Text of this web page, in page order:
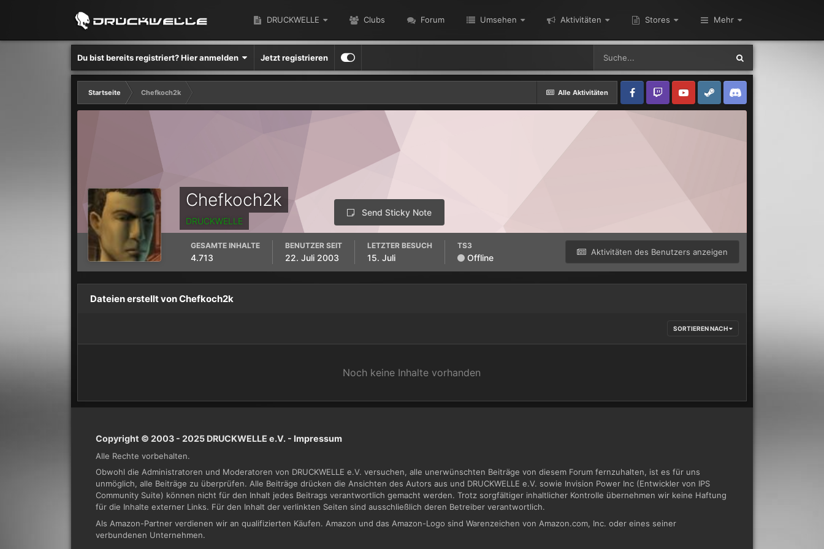
DRUCKWELLE Clubs Forum Umsehen Aktivitäten Stores Mehr
Du bist bereits registriert? Hier anmelden Jetzt registrieren
Alle Aktivitäten
Startseite Chefkoch2k
Chefkoch2k
DRUCKWELLE
Send Sticky Note
Aktivitäten des Benutzers anzeigen
GESAMTE INHALTE
4.713
BENUTZER SEIT
22. Juli 2003
LETZTER BESUCH
15. Juli
TS3
Offline
Dateien erstellt von Chefkoch2k
SORTIEREN NACH
Noch keine Inhalte vorhanden
Copyright © 2003 - 2025 DRUCKWELLE e.V. - Impressum
Alle Rechte vorbehalten.
Obwohl die Administratoren und Moderatoren von DRUCKWELLE e.V. versuchen, alle unerwünschten Beiträge von diesem Forum fernzuhalten, ist es für uns
unmöglich, alle Beiträge zu überprüfen. Alle Beiträge drücken die Ansichten des Autors aus und DRUCKWELLE e.V. sowie Invision Power Inc (Entwickler von IPS
Community Suite) können nicht für den Inhalt jedes Beitrags verantwortlich gemacht werden. Trotz sorgfältiger inhaltlicher Kontrolle übernehmen wir keine Haftung
für die Inhalte externer Links. Für den Inhalt der verlinkten Seiten sind ausschließlich deren Betreiber verantwortlich.
Als Amazon-Partner verdienen wir an qualifizierten Käufen. Amazon und das Amazon-Logo sind Warenzeichen von Amazon.com, Inc. oder eines seiner
verbundenen Unternehmen.